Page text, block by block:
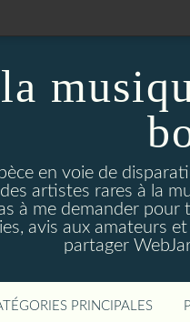
en voie de
artistes rares à la
à me demander
avis aux amateurs
partager
PRINCIPALES